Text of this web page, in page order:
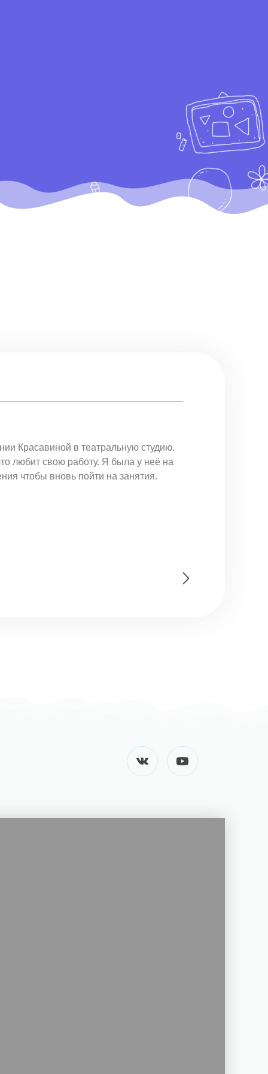
Красавиной в театральную студию.
любит свою работу. Я была у неё на
чтобы вновь пойти на занятия.